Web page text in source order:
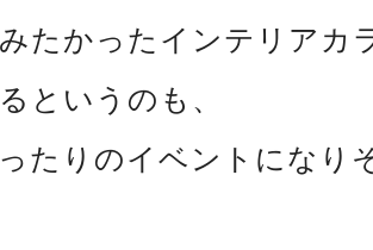
たかったインテリアカ
というのも、
たりのイベントになり